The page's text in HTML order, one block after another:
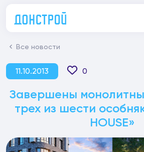
Все новости
11.10.2013 0
Завершены
трех из шести
HOUSE»